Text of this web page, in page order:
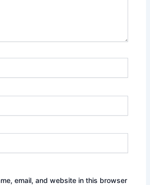
email, and website in this browser